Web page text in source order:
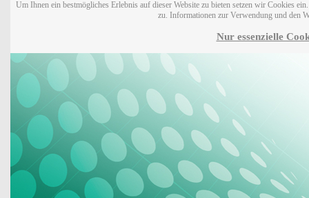
Um Ihnen ein bestmögliches Erlebnis auf dieser Website zu bieten setzen wir Cookies
zu. Informationen zur Verwendung und den
Nur essenzielle